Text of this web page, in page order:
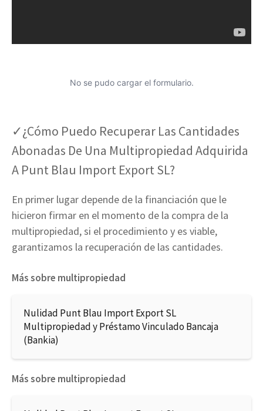
No se pudo cargar el formulario.
✓¿Cómo Puedo Recuperar Las Cantidades
Abonadas De Una Multipropiedad Adquirida
A Punt Blau Import Export SL?
En primer lugar depende de la financiación que le
hicieron firmar en el momento de la compra de la
multipropiedad, si el procedimiento y es viable,
garantizamos la recuperación de las cantidades.
Más sobre multipropiedad
Nulidad Punt Blau Import Export SL
Multipropiedad y Préstamo Vinculado Bancaja
(Bankia)
Más sobre multipropiedad